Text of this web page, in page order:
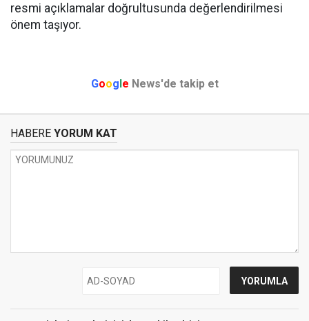
resmi açıklamalar doğrultusunda değerlendirilmesi
önem taşıyor.
Google News'de takip et
HABERE YORUM KAT